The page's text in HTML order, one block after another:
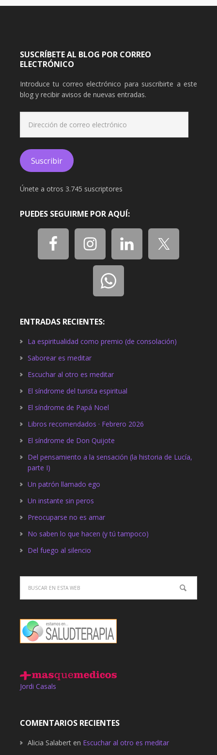
SUSCRÍBETE AL BLOG POR CORREO
ELECTRÓNICO
Introduce tu correo electrónico para suscribirte a este
blog y recibir avisos de nuevas entradas.
correo
electrónico
Suscribir
Únete a otros 3.745 suscriptores
PUEDES SEGUIRME POR AQUÍ:
ENTRADAS RECIENTES:
La espiritualidad como premio (de consolación)
Saborear es meditar
Escuchar al otro es meditar
El síndrome del turista espiritual
El síndrome de Papá Noel
Libros recomendados · Febrero 2026
El síndrome de Don Quijote
Del pensamiento a la sensación (la historia de Lucía,
parte I)
Un patrón llamado ego
Un instante sin peros
Preocuparse no es amar
No saben lo que hacen (y tú tampoco)
Del fuego al silencio
Jordi Casals
COMENTARIOS RECIENTES
Alicia Salaberten Escuchar al otro es meditar